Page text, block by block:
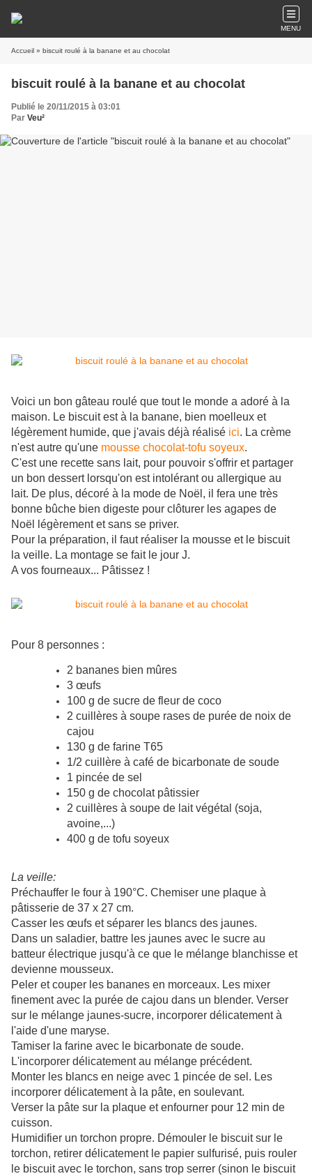
MENU
Accueil » biscuit roulé à la banane et au chocolat
biscuit roulé à la banane et au chocolat
Publié le 20/11/2015 à 03:01
Par Veu²
Voici un bon gâteau roulé que tout le monde a adoré à la
maison. Le biscuit est à la banane, bien moelleux et
légèrement humide, que j'avais déjà réalisé ici. La crème
n'est autre qu'une mousse chocolat-tofu soyeux.
C'est une recette sans lait, pour pouvoir s'offrir et partager
un bon dessert lorsqu'on est intolérant ou allergique au
lait. De plus, décoré à la mode de Noël, il fera une très
bonne bûche bien digeste pour clôturer les agapes de
Noël légèrement et sans se priver.
Pour la préparation, il faut réaliser la mousse et le biscuit
la veille. La montage se fait le jour J.
A vos fourneaux... Pâtissez !
Pour 8 personnes :
2 bananes bien mûres
3 œufs
100 g de sucre de fleur de coco
2 cuillères à soupe rases de purée de noix de
cajou
130 g de farine T65
1/2 cuillère à café de bicarbonate de soude
1 pincée de sel
150 g de chocolat pâtissier
2 cuillères à soupe de lait végétal (soja,
avoine,...)
400 g de tofu soyeux
La veille:
Préchauffer le four à 190°C. Chemiser une plaque à
pâtisserie de 37 x 27 cm.
Casser les œufs et séparer les blancs des jaunes.
Dans un saladier, battre les jaunes avec le sucre au
batteur électrique jusqu'à ce que le mélange blanchisse et
devienne mousseux.
Peler et couper les bananes en morceaux. Les mixer
finement avec la purée de cajou dans un blender. Verser
sur le mélange jaunes-sucre, incorporer délicatement à
l'aide d'une maryse.
Tamiser la farine avec le bicarbonate de soude.
L'incorporer délicatement au mélange précédent.
Monter les blancs en neige avec 1 pincée de sel. Les
incorporer délicatement à la pâte, en soulevant.
Verser la pâte sur la plaque et enfourner pour 12 min de
cuisson.
Humidifier un torchon propre. Démouler le biscuit sur le
torchon, retirer délicatement le papier sulfurisé, puis rouler
le biscuit avec le torchon, sans trop serrer (sinon le biscuit